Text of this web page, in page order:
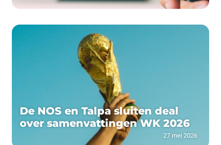
De NOS en Talpa sluiten deal
over samenvattingen WK 2026
27 mei 2026